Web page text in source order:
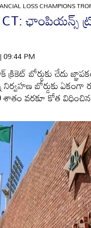
LOSS CHAMPIONS
CT: ఛాంపియన్స్
09:44 PM
బోర్డుకు చేదు
బోర్డుకు ఏకంగా
శాతం వరకూ కోత